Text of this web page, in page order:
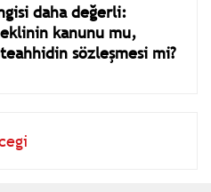
daha değerli:
kanunu mu,
sözleşmesi mi?